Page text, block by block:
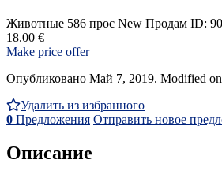
Животные 586 прос New Продам ID:
18.00 €
Make price offer
Опубликовано Май 7, 2019. Modified
Удалить из избранного
0 Предложения Отправить новое
Описание